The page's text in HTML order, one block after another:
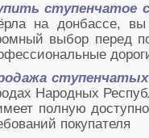
ступенчатое
на донбассе,
выбор перед
ступенчатых
Народных
полную
покупателя